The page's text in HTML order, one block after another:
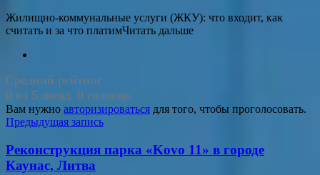
Жилищно-коммунальные услуги (ЖКУ): что входит, как
считать и за что платимЧитать дальше
Средний рейтинг
0 из 5 звезд. 0 голосов.
Вам нужно авторизироваться для того, чтобы проголосовать.
Навигация
по
записям
Предыдущая запись
Реконструкция парка «Kovo 11» в городе
Каунас, Литва